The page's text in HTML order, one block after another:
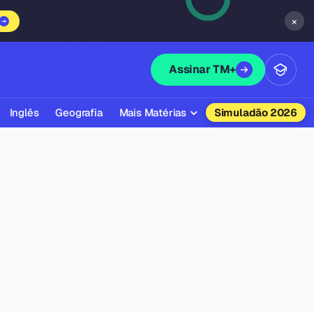
×
Assinar TM+
Inglês Geografia Mais Matérias Simuladão 2026